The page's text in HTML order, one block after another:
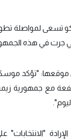
تسعى لمواصلة
جرت في هذه
موقعها: "تؤكد
مع جمهورية